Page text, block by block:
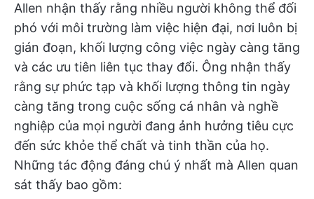
Allen nhận thấy rằng nhiều người không thể đối
phó với môi trường làm việc hiện đại, nơi luôn bị
gián đoạn, khối lượng công việc ngày càng tăng
và các ưu tiên liên tục thay đổi. Ông nhận thấy
rằng sự phức tạp và khối lượng thông tin ngày
càng tăng trong cuộc sống cá nhân và nghề
nghiệp của mọi người đang ảnh hưởng tiêu cực
đến sức khỏe thể chất và tinh thần của họ.
Những tác động đáng chú ý nhất mà Allen quan
sát thấy bao gồm: